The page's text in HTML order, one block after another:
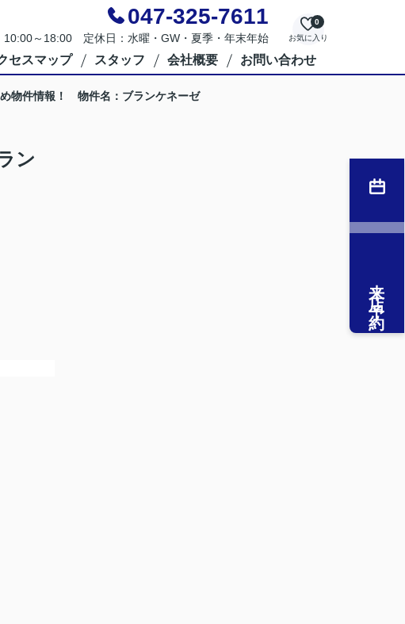
047-325-7611
10:00～18:00 定休日：水曜・GW・夏季・年末年始 お気に入り
0
セスマップ スタッフ 会社概要 お問い合わせ
物件情報！ 物件名：ブランケネーゼ
ン
来店予約